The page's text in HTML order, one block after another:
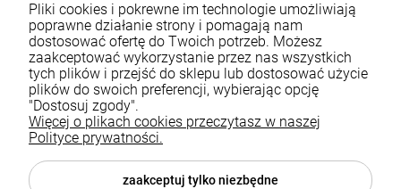
32-065 Krzeszowice
12 307 25 82
Pomoc
Pliki cookies i pokrewne im technologie umożliwiają
poprawne działanie strony i pomagają nam
dostosować ofertę do Twoich potrzeb. Możesz
zaakceptować wykorzystanie przez nas wszystkich
tych plików i przejść do sklepu lub dostosować użycie
plików do swoich preferencji, wybierając opcję
"Dostosuj zgody".
Więcej o plikach cookies przeczytasz w naszej
Polityce prywatności.
zaakceptuj tylko niezbędne